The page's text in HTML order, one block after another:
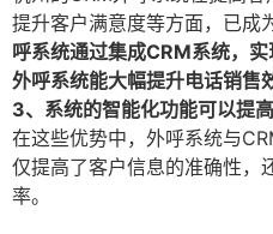
提升客户满意度等方面，已成
呼系统通过集成CRM系统，实
外呼系统能大幅提升电话销售
3、系统的智能化功能可以提
在这些优势中，外呼系统与
仅提高了客户信息的准确性，
率。